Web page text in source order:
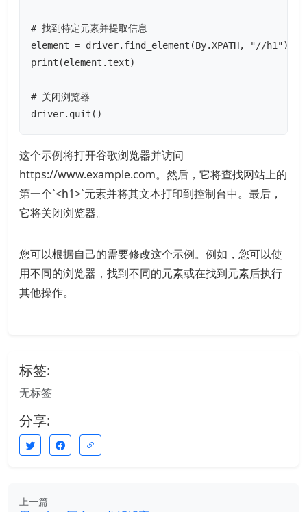
# 找到特定元素并提取信息
element = driver.find_element(By.XPATH, "//h1")
print(element.text)
# 关闭浏览器
driver.quit()
这个示例将打开谷歌浏览器并访问
https://www.example.com。然后，它将查找网站上的
第一个`<h1>`元素并将其文本打印到控制台中。最后，
它将关闭浏览器。
您可以根据自己的需要修改这个示例。例如，您可以使
用不同的浏览器，找到不同的元素或在找到元素后执行
其他操作。
标签:
无标签
分享:
上一篇